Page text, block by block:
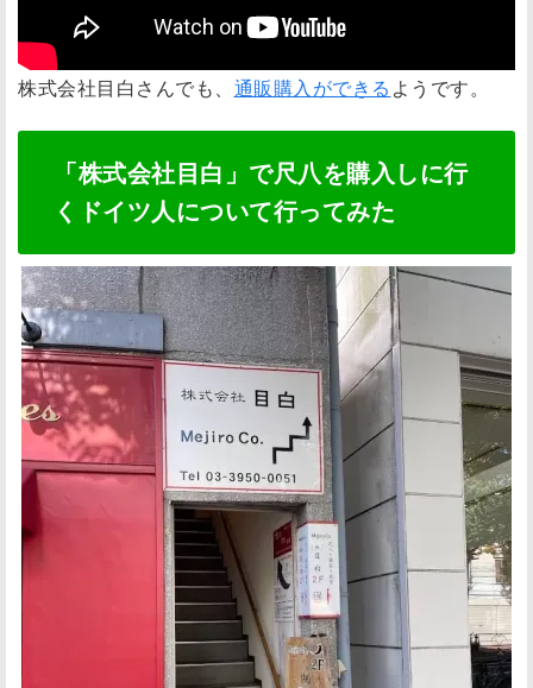
最
後
株式会社目白さんでも、 通販購入ができる ようです。
「株式会社目白」で尺八を購入しに行
くドイツ人について行ってみた